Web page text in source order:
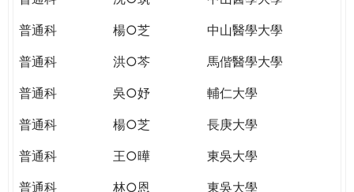
普通科
楊○芝
中山醫學大學
普通科
洪○芩
馬偕醫學大學
普通科
吳○妤
輔仁大學
普通科
楊○芝
長庚大學
普通科
王○曄
東吳大學
普通科
林○恩
東吳大學